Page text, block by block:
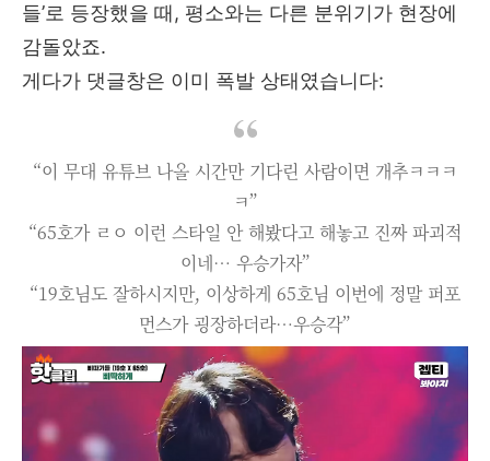
들’로 등장했을 때, 평소와는 다른 분위기가 현장에
감돌았죠.
게다가 댓글창은 이미 폭발 상태였습니다:
“이 무대 유튜브 나올 시간만 기다린 사람이면 개추ㅋㅋㅋ
ㅋ”
“65호가 ㄹㅇ 이런 스타일 안 해봤다고 해놓고 진짜 파괴적
이네… 우승가자”
“19호님도 잘하시지만, 이상하게 65호님 이번에 정말 퍼포
먼스가 굉장하더라…우승각”